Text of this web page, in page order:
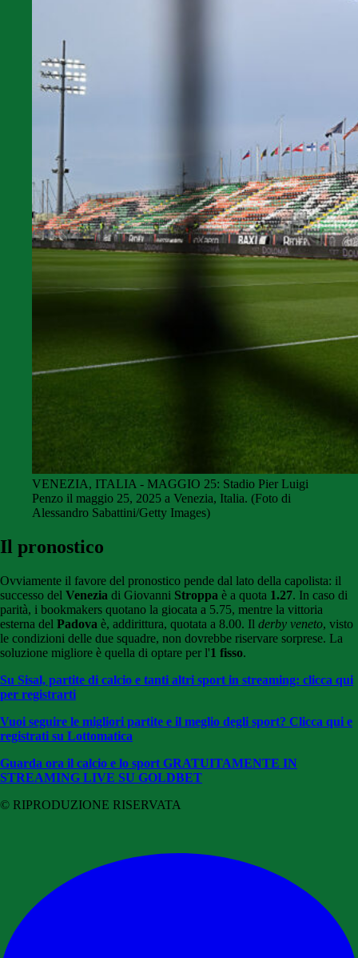
VENEZIA, ITALIA - MAGGIO 25: Stadio Pier Luigi
Penzo il maggio 25, 2025 a Venezia, Italia. (Foto di
Alessandro Sabattini/Getty Images)
Il pronostico
Ovviamente il favore del pronostico pende dal lato della capolista: il
successo del Venezia di Giovanni Stroppa è a quota 1.27. In caso di
parità, i bookmakers quotano la giocata a 5.75, mentre la vittoria
esterna del Padova è, addirittura, quotata a 8.00. Il derby veneto, visto
le condizioni delle due squadre, non dovrebbe riservare sorprese. La
soluzione migliore è quella di optare per l'1 fisso.
Su Sisal, partite di calcio e tanti altri sport in streaming: clicca qui
per registrarti
Vuoi seguire le migliori partite e il meglio degli sport? Clicca qui e
registrati su Lottomatica
Guarda ora il calcio e lo sport GRATUITAMENTE IN
STREAMING LIVE SU GOLDBET
© RIPRODUZIONE RISERVATA